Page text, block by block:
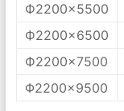
Ф2200×5500
Ф2200×6500
Ф2200×7500
Φ2200×9500